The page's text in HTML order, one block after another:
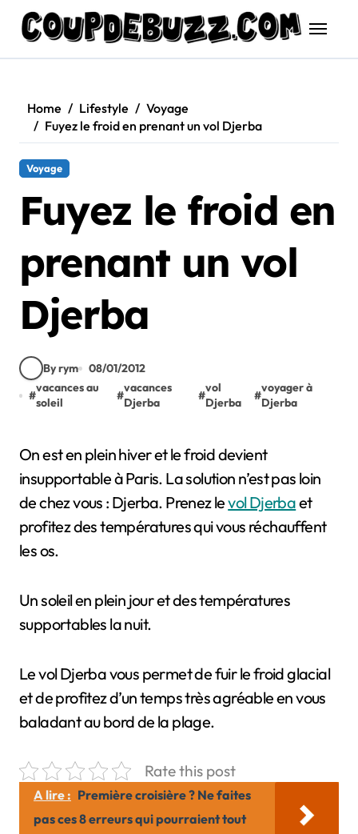
content
Home Lifestyle
Voyage
Fuyez le froid en prenant un vol Djerba
Voyage
Fuyez le froid en
prenant un vol
Djerba
By rym
08/01/2012
#
vacances au
soleil
#
vacances
Djerba
#
vol
Djerba
#
voyager à
Djerba
On est en plein hiver et le froid devient
insupportable à Paris. La solution n’est pas loin
de chez vous : Djerba. Prenez levol Djerbaet
profitez des températures qui vous réchauffent
les os.
Un soleil en plein jour et des températures
supportables la nuit.
Le vol Djerba vous permet de fuir le froid glacial
et de profitez d’un temps très agréable en vous
baladant au bord de la plage.
Rate this post
A lire : Première croisière ? Ne faites
pas ces 8 erreurs qui pourraient tout